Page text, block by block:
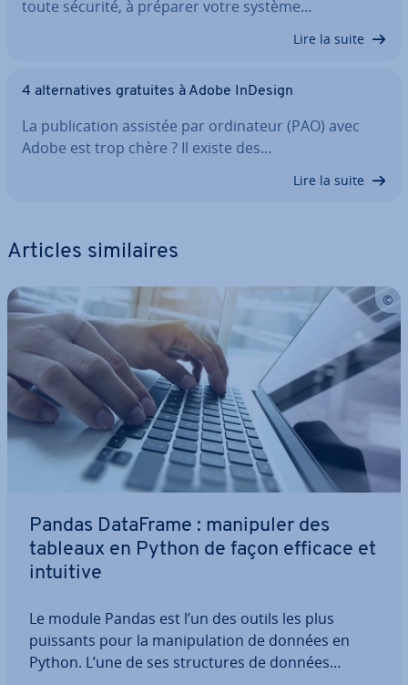
toute sécurité, à préparer votre système…
Lire la suite
4 al­ter­na­tives gratuites à Adobe InDesign
La pu­bli­ca­tion assistée par or­di­na­teur (PAO) avec
Adobe est trop chère ? Il existe des…
Lire la suite
Articles si­mi­laires
Pandas DataFrame : manipuler des
tableaux en Python de façon efficace et
intuitive
Le module Pandas est l’un des outils les plus
puissants pour la ma­ni­pu­la­tion de données en
Python. L’une de ses struc­tures de données